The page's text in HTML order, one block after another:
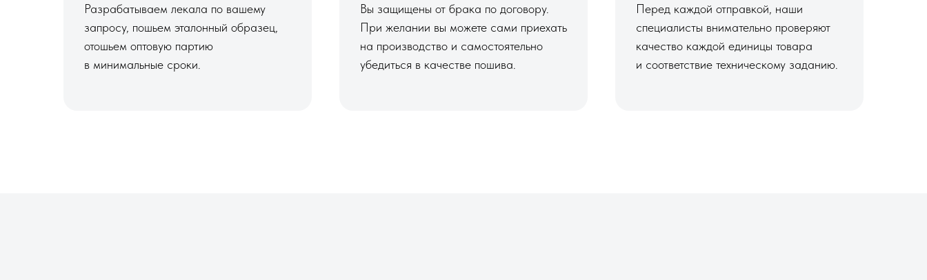
Разрабатываем лекала по вашему
запросу, пошьем эталонный образец,
отошьем оптовую партию
в минимальные сроки.
Вы защищены от брака по договору.
При желании вы можете сами приехать
на производство и самостоятельно
убедиться в качестве пошива.
Перед каждой отправкой, наши
специалисты внимательно проверяют
качество каждой единицы товара
и соответствие техническому заданию.